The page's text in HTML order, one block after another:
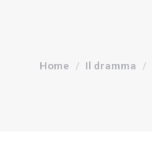
Tu sei qui:
Home Il dramma